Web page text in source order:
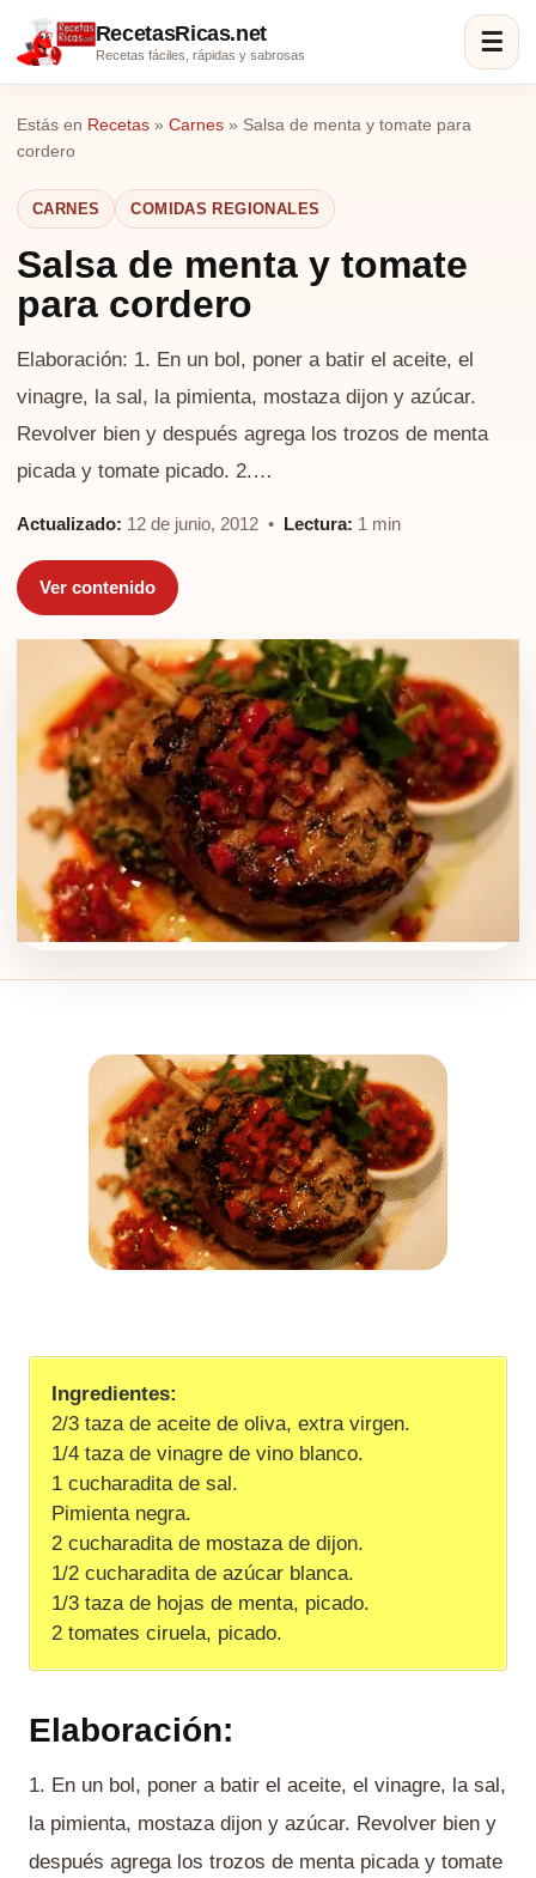
RecetasRicas.net
Recetas fáciles, rápidas y sabrosas ☰
Estás en Recetas » Carnes » Salsa de menta y tomate para
cordero
CARNES COMIDAS REGIONALES
Salsa de menta y tomate
para cordero
Elaboración: 1. En un bol, poner a batir el aceite, el
vinagre, la sal, la pimienta, mostaza dijon y azúcar.
Revolver bien y después agrega los trozos de menta
picada y tomate picado. 2.…
Actualizado: 12 de junio, 2012 • Lectura: 1 min
Ver contenido
Ingredientes:
2/3 taza de aceite de oliva, extra virgen.
1/4 taza de vinagre de vino blanco.
1 cucharadita de sal.
Pimienta negra.
2 cucharadita de mostaza de dijon.
1/2 cucharadita de azúcar blanca.
1/3 taza de hojas de menta, picado.
2 tomates ciruela, picado.
Elaboración:
1. En un bol, poner a batir el aceite, el vinagre, la sal,
la pimienta, mostaza dijon y azúcar. Revolver bien y
después agrega los trozos de menta picada y tomate